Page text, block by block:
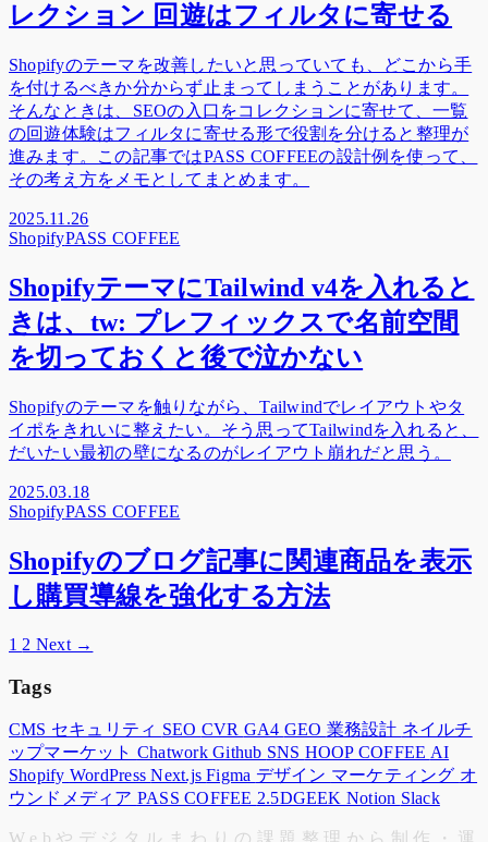
レクション 回遊はフィルタに寄せる
Shopifyのテーマを改善したいと思っていても、どこから手
を付けるべきか分からず止まってしまうことがあります。
そんなときは、SEOの入口をコレクションに寄せて、一覧
の回遊体験はフィルタに寄せる形で役割を分けると整理が
進みます。この記事ではPASS COFFEEの設計例を使って、
その考え方をメモとしてまとめます。
2025.11.26
ShopifyPASS COFFEE
ShopifyテーマにTailwind v4を入れると
きは、tw: プレフィックスで名前空間
を切っておくと後で泣かない
Shopifyのテーマを触りながら、Tailwindでレイアウトやタ
イポをきれいに整えたい。そう思ってTailwindを入れると、
だいたい最初の壁になるのがレイアウト崩れだと思う。
2025.03.18
ShopifyPASS COFFEE
Shopifyのブログ記事に関連商品を表示
し購買導線を強化する方法
1 2 Next →
Tags
CMS セキュリティ SEO CVR GA4 GEO 業務設計 ネイルチ
ップマーケット ChatworkGithub SNS HOOP COFFEE AI
Shopify WordPressNext.jsFigma デザイン マーケティング オ
ウンドメディア PASS COFFEE 2.5DGEEK Notion Slack